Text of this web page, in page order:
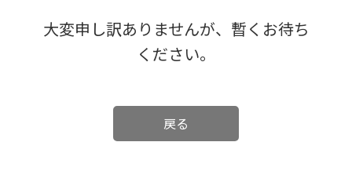
大変申し訳ありませんが、暫くお待ち
ください。
戻る